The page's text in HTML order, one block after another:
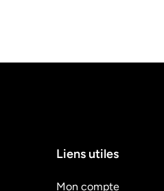
Liens utiles
Mon compte